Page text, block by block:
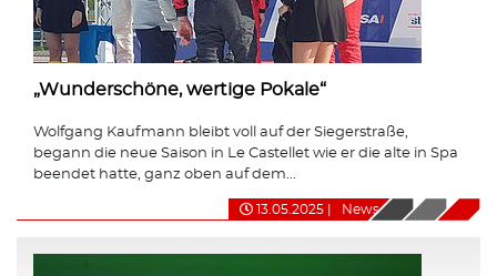
„Wunderschöne, wertige Pokale“
Wolfgang Kaufmann bleibt voll auf der Siegerstraße,
begann die neue Saison in Le Castellet wie er die alte in Spa
beendet hatte, ganz oben auf dem...
13.05.2025 News